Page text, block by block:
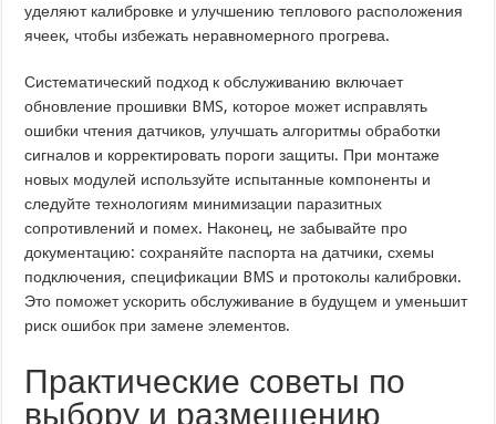
уделяют калибровке и улучшению теплового расположения
ячеек, чтобы избежать неравномерного прогрева.
Систематический подход к обслуживанию включает
обновление прошивки BMS, которое может исправлять
ошибки чтения датчиков, улучшать алгоритмы обработки
сигналов и корректировать пороги защиты. При монтаже
новых модулей используйте испытанные компоненты и
следуйте технологиям минимизации паразитных
сопротивлений и помех. Наконец, не забывайте про
документацию: сохраняйте паспорта на датчики, схемы
подключения, спецификации BMS и протоколы калибровки.
Это поможет ускорить обслуживание в будущем и уменьшит
риск ошибок при замене элементов.
Практические советы по
выбору и размещению